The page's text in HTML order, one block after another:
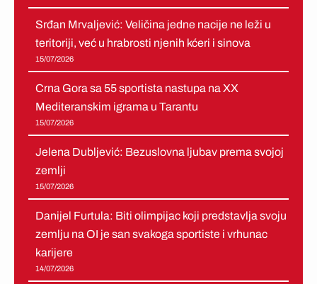
Srđan Mrvaljević: Veličina jedne nacije ne leži u
teritoriji, već u hrabrosti njenih kćeri i sinova
15/07/2026
Crna Gora sa 55 sportista nastupa na XX
Mediteranskim igrama u Tarantu
15/07/2026
Jelena Dubljević: Bezuslovna ljubav prema svojoj
zemlji
15/07/2026
Danijel Furtula: Biti olimpijac koji predstavlja svoju
zemlju na OI je san svakoga sportiste i vrhunac
karijere
14/07/2026